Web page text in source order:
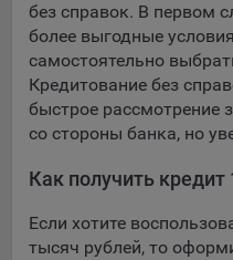
Matomo — это система
следит за доступностью
myfin.by.
Адрес: ООО «Рэкун
Дзержинского, д.3Б,
рекламу на площадке VK
Адрес: ООО «ВК», РФ,
проспект, д. 39, стр. 79,
без справок. В первом
более выгодные
самостоятельно
Кредитование без
быстрое рассмотрение
со стороны банка, но
Как получить кредит
Если хотите
тысяч рублей, то